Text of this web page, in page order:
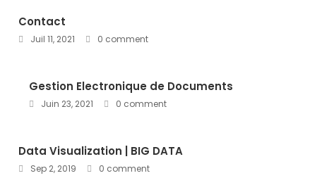
Contact
Juil 11, 2021 0 comment
Gestion Electronique de Documents
Juin 23, 2021 0 comment
Data Visualization | BIG DATA
Sep 2, 2019 0 comment